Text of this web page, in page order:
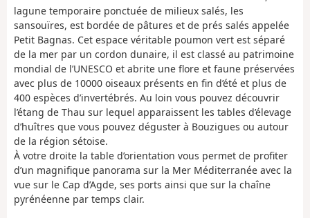
lagune temporaire ponctuée de milieux salés, les
sansouïres, est bordée de pâtures et de prés salés appelée
Petit Bagnas. Cet espace véritable poumon vert est séparé
de la mer par un cordon dunaire, il est classé au patrimoine
mondial de l’UNESCO et abrite une flore et faune préservées
avec plus de 10000 oiseaux présents en fin d’été et plus de
400 espèces d’invertébrés. Au loin vous pouvez découvrir
l’étang de Thau sur lequel apparaissent les tables d’élevage
d’huîtres que vous pouvez déguster à Bouzigues ou autour
de la région sétoise.
À votre droite la table d’orientation vous permet de profiter
d’un magnifique panorama sur la Mer Méditerranée avec la
vue sur le Cap d’Agde, ses ports ainsi que sur la chaîne
pyrénéenne par temps clair.